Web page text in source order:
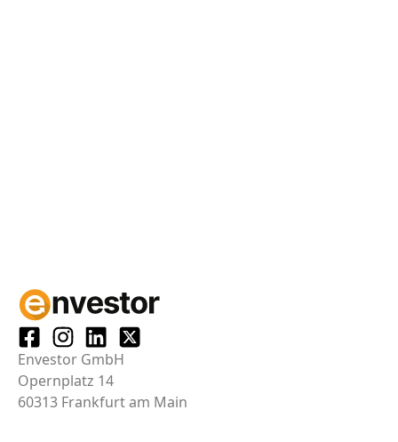
Envestor GmbH
Opernplatz 14
60313 Frankfurt am Main